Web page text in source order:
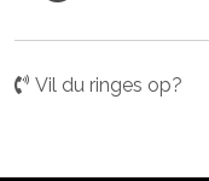
Vil du ringes op?